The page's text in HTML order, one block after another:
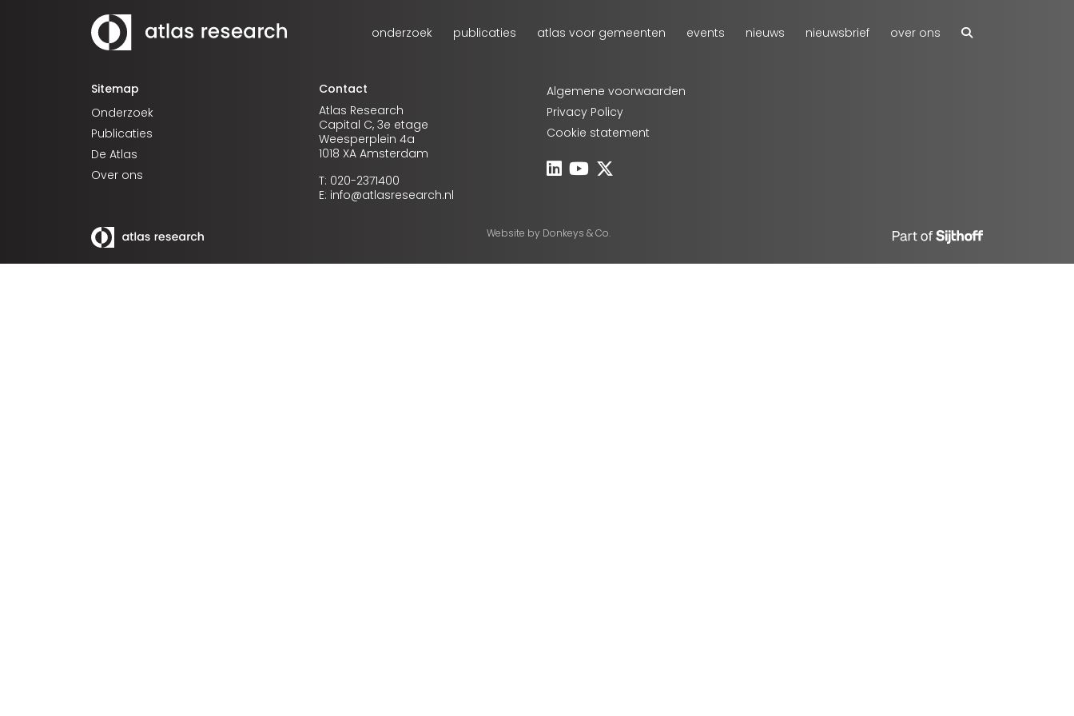
onderzoek publicaties atlas voor gemeenten events nieuws nieuwsbrief over ons
Sitemap
Onderzoek
Publicaties
De Atlas
Over ons
Contact
Atlas Research
Capital C, 3e etage
Weesperplein 4a
1018 XA Amsterdam
T: 020-2371400
E: info@atlasresearch.nl
Algemene voorwaarden
Privacy Policy
Cookie statement
Website by Donkeys & Co.